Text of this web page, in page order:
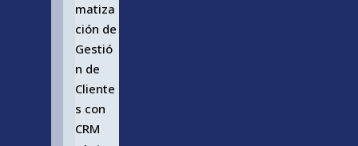
matiza
ción de
Gestió
n de
Cliente
s con
CRM